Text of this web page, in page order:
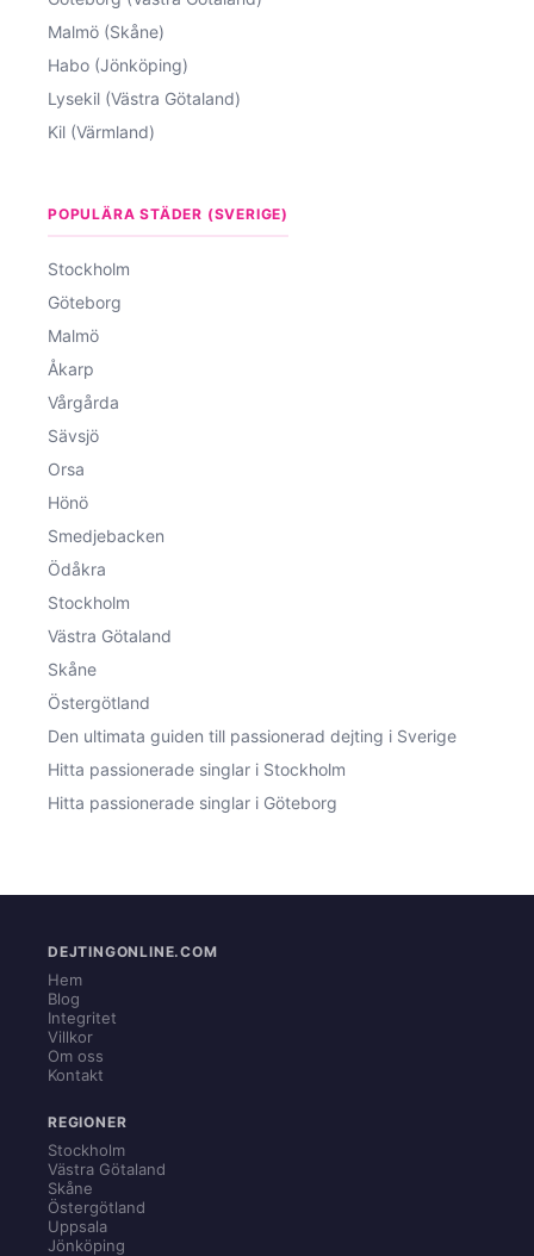
Malmö (Skåne)
Habo (Jönköping)
Lysekil (Västra Götaland)
Kil (Värmland)
POPULÄRA STÄDER (SVERIGE)
Stockholm
Göteborg
Malmö
Åkarp
Vårgårda
Sävsjö
Orsa
Hönö
Smedjebacken
Ödåkra
Stockholm
Västra Götaland
Skåne
Östergötland
Den ultimata guiden till passionerad dejting i Sverige
Hitta passionerade singlar i Stockholm
Hitta passionerade singlar i Göteborg
DEJTINGONLINE.COM
Hem
Blog
Integritet
Villkor
Om oss
Kontakt
REGIONER
Stockholm
Västra Götaland
Skåne
Östergötland
Uppsala
Jönköping